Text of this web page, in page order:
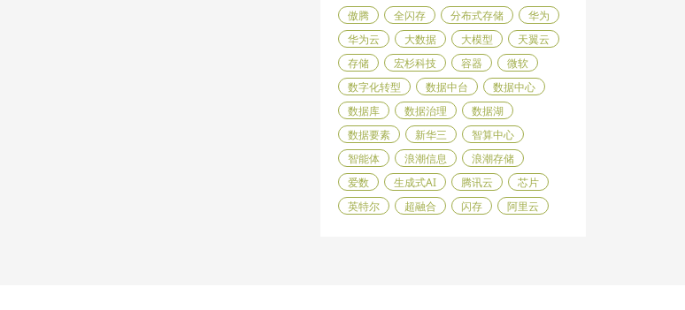
傲腾
全闪存 分布式存储
华为
华为云
大数据 大模型
天翼云
存储
宏杉科技 容器
微软
数字化转型
数据中台
数据中心
数据库
数据治理
数据湖
数据要素
新华三
智算中心
智能体
浪潮信息
浪潮存储
爱数
生成式AI 腾讯云
芯片
英特尔
超融合 闪存 阿里云